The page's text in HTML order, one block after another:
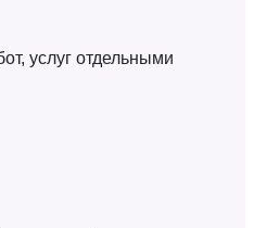
услуг отдельными